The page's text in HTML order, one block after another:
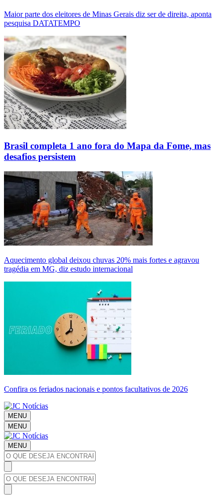
Maior parte dos eleitores de Minas Gerais diz ser de direita, aponta
pesquisa DATATEMPO
Brasil completa 1 ano fora do Mapa da Fome, mas
desafios persistem
Aquecimento global deixou chuvas 20% mais fortes e agravou
tragédia em MG, diz estudo internacional
Confira os feriados nacionais e pontos facultativos de 2026
MENU
MENU
MENU